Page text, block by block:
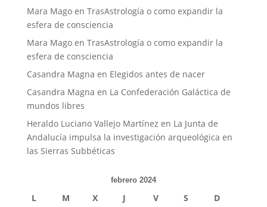
Mara Magoen TrasAstrología o como expandir la
esfera de consciencia
Mara Magoen TrasAstrología o como expandir la
esfera de consciencia
Casandra Magna en Elegidos antes de nacer
Casandra Magna en La Confederación Galáctica de
mundos libres
Heraldo Luciano Vallejo Martínez en La Junta de
Andalucía impulsa la investigación arqueológica en
las Sierras Subbéticas
febrero 2024
L M X J V S D